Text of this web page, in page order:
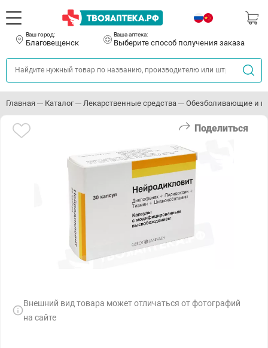
Ваш город:
Благовещенск
Ваша аптека:
Выберите способ получения заказа
Главная Каталог Лекарственные средства Обезболивающие и
Поделиться
Внешний вид товара может отличаться от фотографий
на сайте